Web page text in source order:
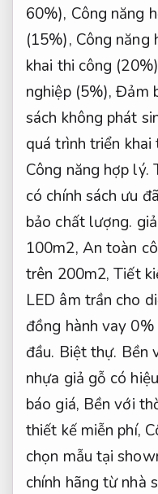
60%), Công năng
(15%), Công năng
khai thi công
nghiệp (5%),Đảm
sách không phát
quá trình triển
Công năng hợp lý.
có chính sách ưu
bảo chất lượng.
100m2, An toàn
trên 200m2,Tiết
LED âm trần cho
đồng hành vay
đầu. Biệt thự. Bền
nhựa giả gỗ có
báo giá, Bền với
thiết kế miễn phí,
chọn mẫu tại
chính hãng từ nhà